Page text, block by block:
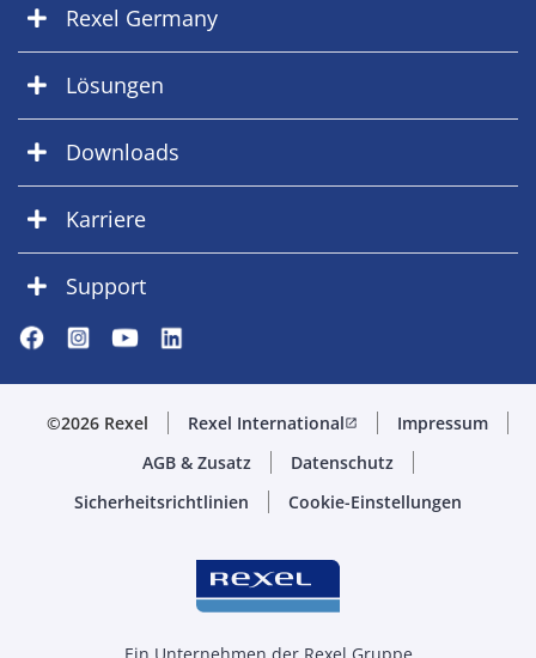
Rexel Germany
Lösungen
Downloads
Karriere
Support
©2026 Rexel Rexel Internationalopen_in_new
Impressum
AGB & Zusatz
Datenschutz
Sicherheitsrichtlinien
Cookie-Einstellungen